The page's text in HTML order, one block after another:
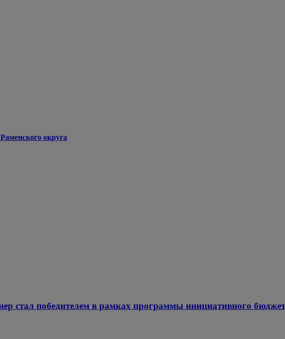
округа
стал победителем в рамках программы инициативного